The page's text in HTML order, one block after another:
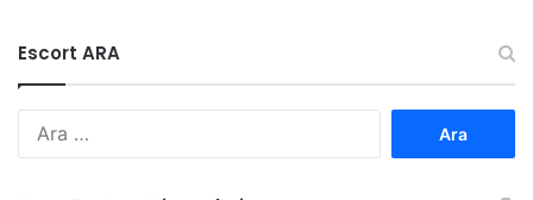
Escort ARA